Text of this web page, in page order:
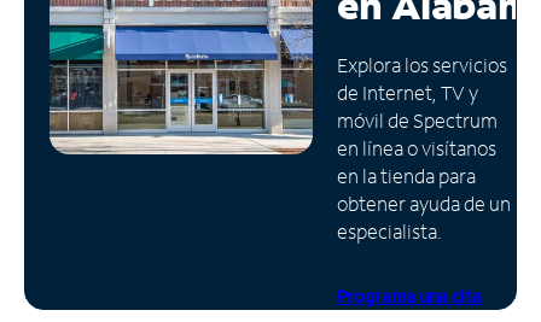
Administrar
cuenta
Encuentra
una
tienda
Explora los servicios
de Internet, TV y
móvil de Spectrum
en línea o visítanos
en la tienda para
obtener ayuda de un
especialista.
Programa una cita